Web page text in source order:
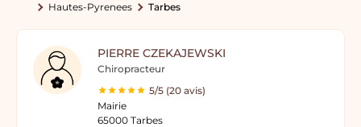
Hautes-Pyrenees
Tarbes
PIERRE CZEKAJEWSKI
Chiropracteur
5/5 (20 avis)
Mairie
65000 Tarbes